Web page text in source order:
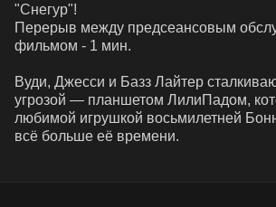
"Снегур"!
Перерыв между предсеансовым
фильмом - 1 мин.
Вуди, Джесси и Базз Лайтер
угрозой — планшетом ЛилиПадом,
любимой игрушкой восьмилетней
всё больше её времени.